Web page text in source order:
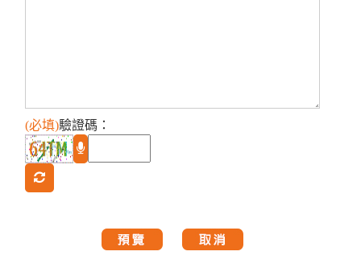
(必填)驗證碼 ：